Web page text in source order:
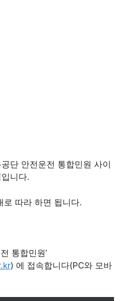
단 안전운전 통합민원 사이
니다.
로 따라 하면 됩니다.
통합민원’
) 에 접속합니다(PC와 모바